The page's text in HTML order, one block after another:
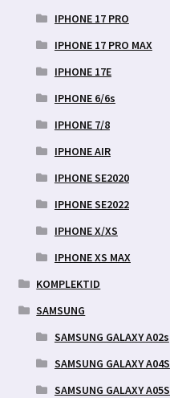
IPHONE 17 PRO
IPHONE 17 PRO MAX
IPHONE 17E
IPHONE 6/6s
IPHONE 7/8
IPHONE AIR
IPHONE SE2020
IPHONE SE2022
IPHONE X/XS
IPHONE XS MAX
KOMPLEKTID
SAMSUNG
SAMSUNG GALAXY A02s
SAMSUNG GALAXY A04S
SAMSUNG GALAXY A05S